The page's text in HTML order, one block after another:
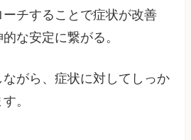
チすることで症状が改善
な安定に繋がる。
がら、症状に対してしっか
。